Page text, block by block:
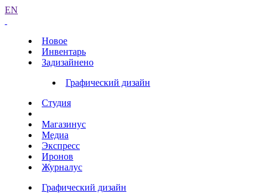
EN
Новое
Инвентарь
Задизайнено
Графический дизайн
Студия
Магазинус
Медиа
Экспресс
Иронов
Журналус
Графический дизайн